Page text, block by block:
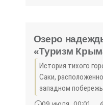
Озеро
«Туризм
История тихого
Саки,
западном
Крымского